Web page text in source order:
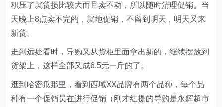
积压了就货损比较大而且卖不动，所以随时清理促销。当
天晚上8点卖不完的，就地促销，不留到明天，明天又来
新货。
走到远处看时，导购又从货柜里面拿出新的，继续摆放到
货架上，这样全部又成6.5元一斤的了。
逛到哈密瓜那里，看到西域XX品牌有两个品种，每个品
种有一个促销员在进行促销（刚才红提的导购是永辉超市